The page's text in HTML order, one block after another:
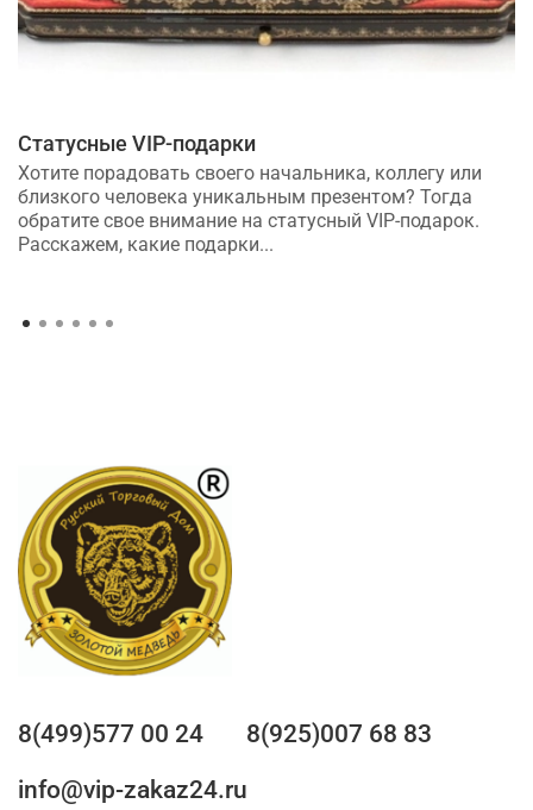
Статусные VIP-подарки
Хотите порадовать своего начальника, коллегу или
близкого человека уникальным презентом? Тогда
обратите свое внимание на статусный VIP-подарок.
Расскажем, какие подарки...
8(499)577 00 24
8(925)007 68 83
info@vip-zakaz24.ru